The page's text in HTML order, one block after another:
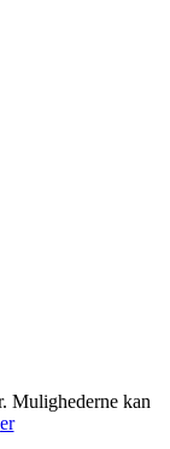
Mulighederne kan